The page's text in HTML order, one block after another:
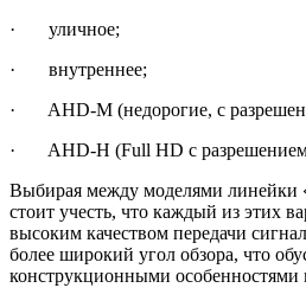
· уличное;
· внутреннее;
· AHD-M (недорогие, с
· AHD-H (Full HD с разрешением
Выбирая между моделями линейки
стоит учесть, что каждый из этих
высоким качеством передачи
более широкий угол обзора, что
конструкционными особенностями